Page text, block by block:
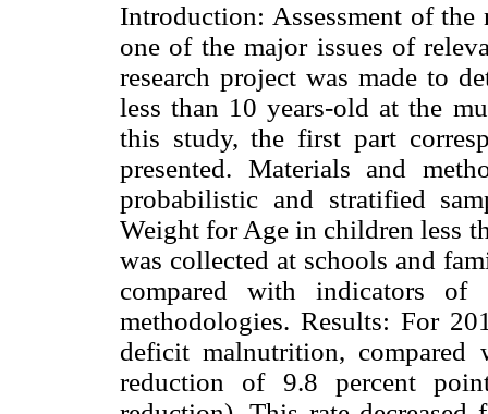
Introduction: Assessment of
one of the major issues of
research project was made to
less than 10 years-old at the
this study, the first part
presented. Materials and
probabilistic and stratified
Weight for Age in children less
was collected at schools and
compared with indicators
methodologies. Results: For
deficit malnutrition,
reduction of 9.8 percent